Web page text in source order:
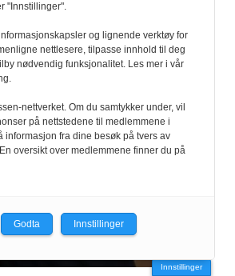
Innstillinger
"Innstillinger".
og lignende verktøy for
nettlesere, tilpasse innhold til deg
nødvendig funksjonalitet. Les mer i vår
nettverket. Om du samtykker under, vil
på nettstedene til medlemmene i
informasjon fra dine besøk på tvers av
oversikt over medlemmene finner du på
Godta Innstillinger